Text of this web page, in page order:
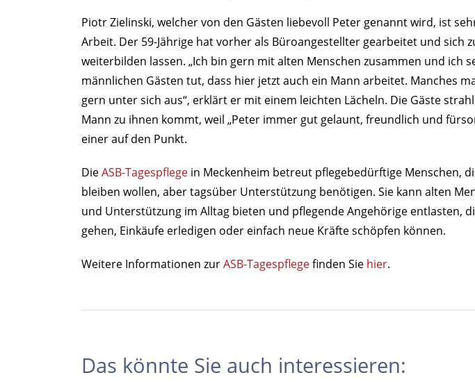
Piotr Zielinski, welcher von den Gästen liebevoll Peter genannt wird, ist
Arbeit. Der 59-Jährige hat vorher als Büroangestellter gearbeitet und sich
weiterbilden lassen. „Ich bin gern mit alten Menschen zusammen und ich
männlichen Gästen tut, dass hier jetzt auch ein Mann arbeitet. Manches
gern unter sich aus“, erklärt er mit einem leichten Lächeln. Die Gäste
Mann zu ihnen kommt, weil „Peter immer gut gelaunt, freundlich und
einer auf den Punkt.
DieASB-Tagespflege in Meckenheim betreut pflegebedürftige Menschen,
bleiben wollen, aber tagsüber Unterstützung benötigen. Sie kann alten
und Unterstützung im Alltag bieten und pflegende Angehörige entlasten,
gehen, Einkäufe erledigen oder einfach neue Kräfte schöpfen können.
Weitere Informationen zurASB-Tagespflegefinden Sie hier.
Das könnte Sie auch interessieren: